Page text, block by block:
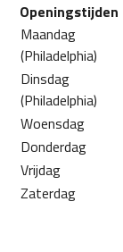
Openingstijden
Maandag
(Philadelphia)
Dinsdag
(Philadelphia)
Woensdag
Donderdag
Vrijdag
Zaterdag